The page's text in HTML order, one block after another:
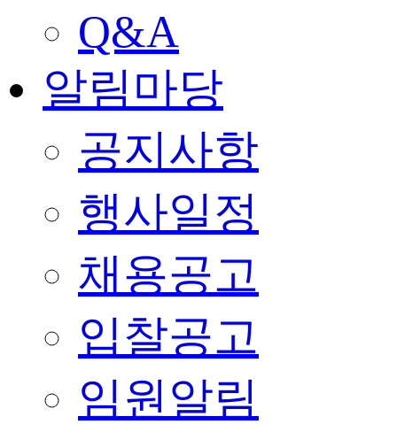
Q&A
알림마당
공지사항
행사일정
채용공고
입찰공고
임원알림